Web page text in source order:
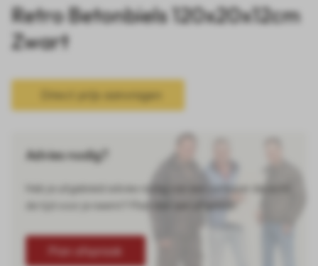
Retro Betonbiels 120x20x12cm
Zwart
Direct prijs aanvragen
Advies nodig?
Heb je uitgebreid advies nodig van een verkoper die echt
Plan afspraak